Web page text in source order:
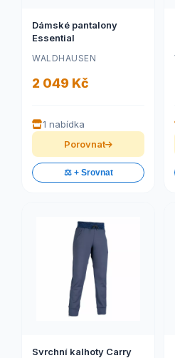
Dámské pantalony
Essential
WALDHAUSEN
2 049 Kč
1 nabídka
Porovnat
⚖️ + Srovnat
Svrchní kalhoty Carry